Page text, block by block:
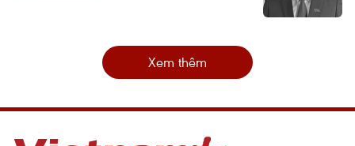
Xem thêm